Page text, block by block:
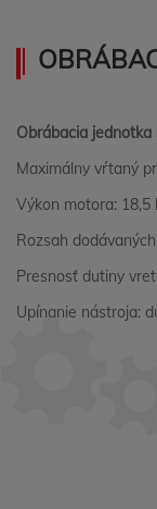
Obrábacia
Maximálny vŕtaný
Výkon motora: 18,5
Rozsah
Presnosť dutiny
Upínanie nástroja: